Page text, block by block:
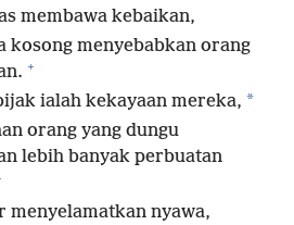
membawa kebaikan,
kosong menyebabkan orang
+
ialah kekayaan mereka, *
orang yang dungu
lebih banyak perbuatan
menyelamatkan nyawa,